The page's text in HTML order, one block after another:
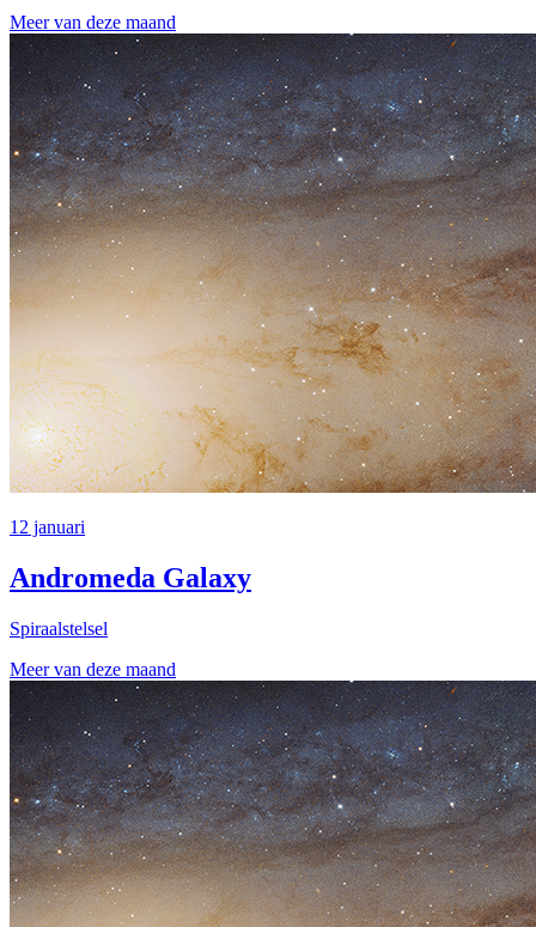
Meer van deze maand
12 januari
Andromeda Galaxy
Spiraalstelsel
Meer van deze maand